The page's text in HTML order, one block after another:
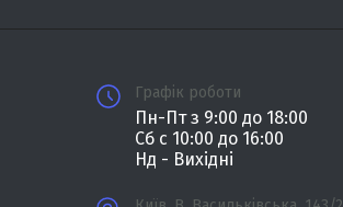
Графік роботи
Пн-Пт з 9:00 до 18:00
Сб с 10:00 до 16:00
Нд - Вихідні